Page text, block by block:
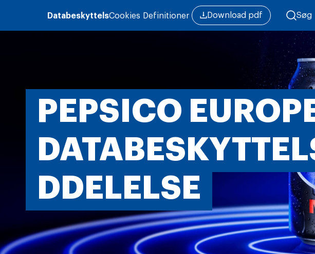
DatabeskyttelsCookies Definitioner Download pdf Søg
PEPSICO
DDELELSE